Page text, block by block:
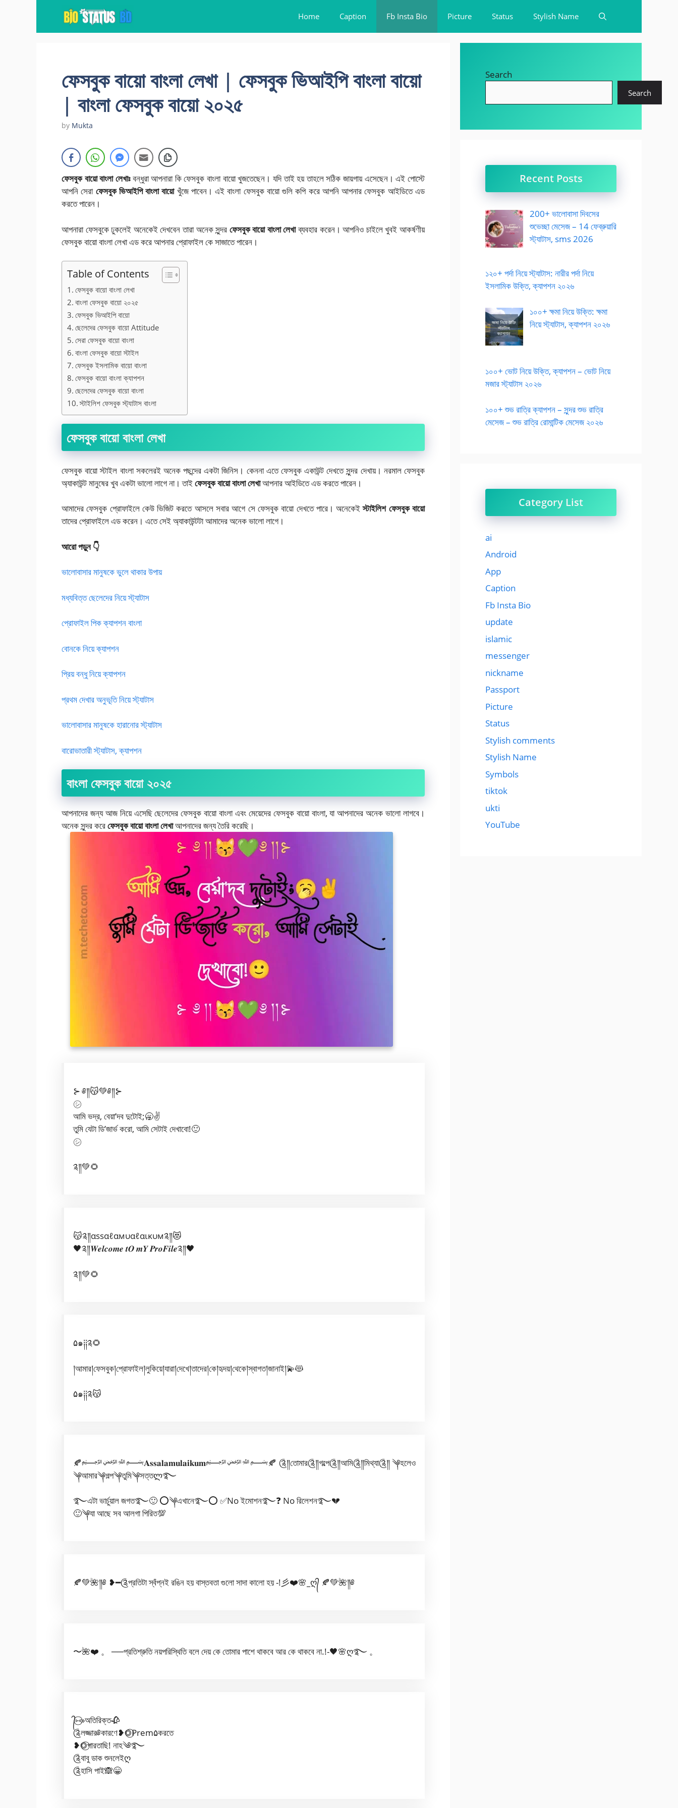
Home Caption Fb Insta Bio Picture Status Stylish Name
ফেসবুক বায়ো বাংলা লেখা | ফেসবুক ভিআইপি বাংলা বায়ো
| বাংলা ফেসবুক বায়ো ২০২৫
by Mukta
ফেসবুক বায়ো বাংলা লেখাঃবন্ধুরা আপনারা কি ফেসবুক বাংলা বায়ো খুজতেছেন। যদি তাই হয় তাহলে সঠিক জায়গায় এসেছেন। এই পোস্টে
আপনি সেরা ফেসবুক ভিআইপি বাংলা বায়োখুঁজে পাবেন। এই বাংলা ফেসবুক বায়ো গুলি কপি করে আপনি আপনার ফেসবুক আইডিতে এড
করতে পারেন।
আপনারা ফেসবুকে ঢুকলেই অনেকেই দেখবেন তারা অনেক সুন্দর ফেসবুক বায়ো বাংলা লেখাব্যবহার করেন। আপনিও চাইলে খুবই আকর্ষণীয়
ফেসবুক বায়ো বাংলা লেখা এড করে আপনার প্রোফাইল কে সাজাতে পারেন।
Table of Contents
ফেসবুক বায়ো বাংলা লেখা
বাংলা ফেসবুক বায়ো ২০২৫
ফেসবুক ভিআইপি বায়ো
ছেলেদের ফেসবুক বায়ো Attitude
সেরা ফেসবুক বায়ো বাংলা
বাংলা ফেসবুক বায়ো স্টাইল
ফেসবুক ইসলামিক বায়ো বাংলা
ফেসবুক বায়ো বাংলা ক্যাপশন
ছেলেদের ফেসবুক বায়ো বাংলা
স্টাইলিশ ফেসবুক স্ট্যাটাস বাংলা
ফেসবুক বায়ো বাংলা লেখা
ফেসবুক বায়ো স্টাইল বাংলা সকলেরই অনেক পছন্দের একটা জিনিস। কেননা এতে ফেসবুক একাউন্ট দেখতে সুন্দর দেখায়। নরমাল ফেসবুক
অ্যাকাউন্ট মানুষের খুব একটা ভালো লাগে না। তাইফেসবুক বায়ো বাংলা লেখাআপনার আইডিতে এড করতে পারেন।
আমাদের ফেসবুক প্রোফাইলে কেউ ভিজিট করতে আসলে সবার আগে সে ফেসবুক বায়ো দেখতে পারে। অনেকেইস্টাইলিশ ফেসবুক বায়ো
তাদের প্রোফাইলে এড করেন। এতে সেই অ্যাকাউন্টটা আমাদের অনেক ভালো লাগে।
আরো পড়ুন 👇
ভালোবাসার মানুষকে ভুলে থাকার উপায়
মধ্যবিত্ত ছেলেদের নিয়ে স্ট্যাটাস
প্রোফাইল পিক ক্যাপশন বাংলা
বোনকে নিয়ে ক্যাপশন
প্রিয় বন্ধু নিয়ে ক্যাপশন
প্রথম দেখার অনুভূতি নিয়ে স্ট্যাটাস
ভালোবাসার মানুষকে হারানোর স্ট্যাটাস
বারোভাতারী স্ট্যাটাস, ক্যাপশন
বাংলা ফেসবুক বায়ো ২০২৫
আপনাদের জন্য আজ নিয়ে এসেছি ছেলেদের ফেসবুক বায়ো বাংলা এবং মেয়েদের ফেসবুক বায়ো বাংলা, যা আপনাদের অনেক ভালো লাগবে।
অনেক সুন্দর করেফেসবুক বায়ো বাংলা লেখাআপনাদের জন্য তৈরি করেছি।
⊱ ༅༎😽💚༅༎⊱
㋛︎
আমি ভদ্র, বেয়া’দব দুটোই;🥱✌️
তুমি যেটা ডি’জার্ভ করো, আমি সেটাই দেখাবো!🙂
㋛︎
༉༎💚🌻
😽༉༎αѕѕαℓαмυαℓαικυм༉༎😻
🖤༉༎𝑾𝒆𝒍𝒄𝒐𝒎𝒆 𝒕𝑶 𝒎𝒀 𝑷𝒓𝒐𝑭𝒊𝒍𝒆༉༎🖤
༉༎💚🌻
۵๑༐༐༉🌻
།আমার།ফেসবুক།প্রোফাইল།লুকিয়ে།যারা།দেখে།তাদের།কে།হৃদয়།থেকে།স্বাগত།জানাই།💫😻
۵๑༐༐༉😽
🍂﷽𝐀𝐬𝐬𝐚𝐥𝐚𝐦𝐮𝐥𝐚𝐢𝐤𝐮𝐦﷽🍂 ༊༎তোমার༊༎গল্পে༊༎আমি༊༎মিথ্যা༊༎ ༆হলেও
༆আমার༆গল্প༆তুমি༆সত্তლ࿐
࿐এটা ভার্চুয়াল জগত࿐🙂 ⭕༆এখানে࿐⭕ ✅No ইমোশন࿐❓ No রিলেশন࿐💔
🙂༆যা আছে সব আলগা পিরিত💯
🍂💚🌺༎༅ ❥━༊প্রতিটা স্বঁপ্নই রঙিন হয় বাস্তবতা গুলো সাদা কালো হয় -!彡❤️🌸 ღ᭄ 🍂💚🌺༎༅
〜🌺❤️ 。 ──প্রতিশ্রুতি নয়পরিস্থিতি বলে দেয় কে তোমার পাশে থাকবে আর কে থাকবে না.!-🖤🌸ღ࿐ 。
᭄⑅⃝»অতিরিক্ত🥀
༊লজ্জার༅কারণে❥◎⃝Prem۵করতে
❥◎⃝পারতাছি! নাহ༄࿐
༊বাবু ডাক শুনলেইღ
༊হাসি পাই🙈😁
Search
Search
Recent Posts
200+ ভালোবাসা দিবসের
শুভেচ্ছা মেসেজ – 14 ফেব্রুয়ারি
স্ট্যাটাস, sms 2026
১২০+ পর্দা নিয়ে স্ট্যাটাস: নারীর পর্দা নিয়ে
ইসলামিক উক্তি, ক্যাপশন ২০২৬
১০০+ ক্ষমা নিয়ে উক্তি: ক্ষমা
নিয়ে স্ট্যাটাস, ক্যাপশন ২০২৬
১০০+ ভোট নিয়ে উক্তি, ক্যাপশন – ভোট নিয়ে
মজার স্ট্যাটাস ২০২৬
১০০+ শুভ রাত্রি ক্যাপশন – সুন্দর শুভ রাত্রি
মেসেজ – শুভ রাত্রি রোমান্টিক মেসেজ ২০২৬
Category List
ai
Android
App
Caption
Fb Insta Bio
update
islamic
messenger
nickname
Passport
Picture
Status
Stylish comments
Stylish Name
Symbols
tiktok
ukti
YouTube